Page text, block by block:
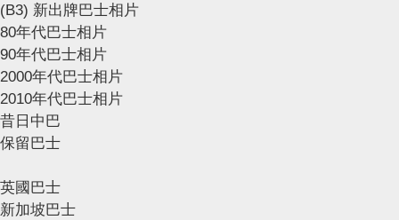
(B3) 新出牌巴士相片
80年代巴士相片
90年代巴士相片
2000年代巴士相片
2010年代巴士相片
昔日中巴
保留巴士
英國巴士
新加坡巴士